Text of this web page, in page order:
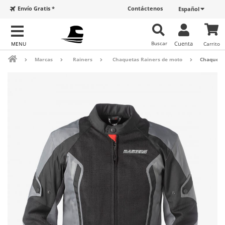
Español
Contáctenos
Envío Gratis *
Carrito
Cuenta
Buscar
Marcas Rainers Chaquetas Rainers de moto Chaqueta